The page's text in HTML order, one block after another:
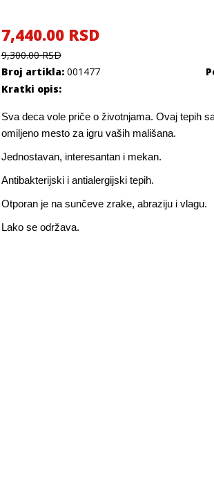
7,440.00 RSD
9,300.00 RSD
Broj artikla:001477
Kratki opis:
Sva deca vole priče o životnjama. Ovaj tepih
omiljeno mesto za igru vaših mališana.
Jednostavan, interesantan i mekan.
Antibakterijski i antialergijski tepih.
Otporan je na sunčeve zrake, abraziju i vlagu.
Lako se održava.